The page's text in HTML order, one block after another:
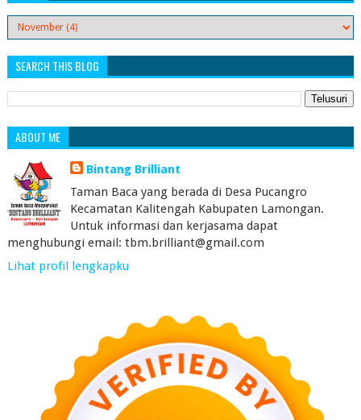
SEARCH THIS BLOG
ABOUT ME
Bintang Brilliant
Taman Baca yang berada di Desa Pucangro
Kecamatan Kalitengah Kabupaten Lamongan.
Untuk informasi dan kerjasama dapat
menghubungi email: tbm.brilliant@gmail.com
Lihat profil lengkapku